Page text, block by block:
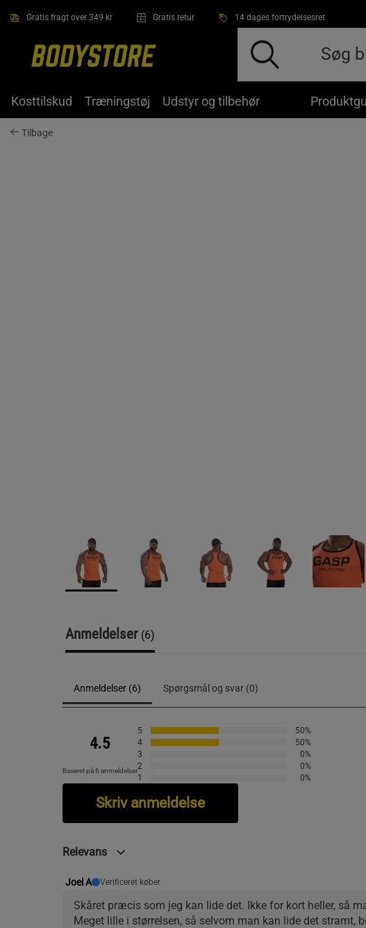
Gratis fragt over 349 kr Gratis retur 14 dages fortrydelsesret
Kosttilskud Træningstøj Udstyr og tilbehør
Tilbage
Anmeldelser (6)
Anmeldelser (6) Spørgsmål og svar (0)
4.5
Baseret på 6 anmeldelser
5
50%
4
50%
3
0%
2
0%
1
0%
Skriv anmeldelse
Relevans
Joel A Verificeret køber
Skåret præcis som jeg kan lide det. Ikke for kort heller, så
Meget lille i størrelsen, så selvom man kan lide det stramt,